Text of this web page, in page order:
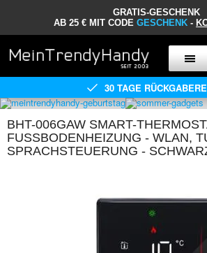
GRATIS-GESCHENK
AB 25 € MIT CODE GESCHENK -
30 TAGE
BHT-006GAW SMART-
FUSSBODENHEIZUNG - WLAN,
PRACHSTEUERUNG - SCHWARZ